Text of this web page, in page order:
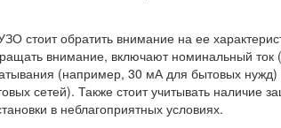
стоит обратить внимание на ее
внимание, включают номинальный ток
(например, 30 мА для бытовых
сетей). Также стоит учитывать наличие
в неблагоприятных условиях.